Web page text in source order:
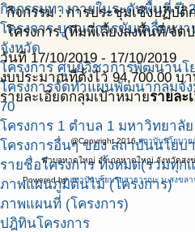
กิจกรรมทางกายในระดับพื้นที่ ปี
โครงการ บูรณาการขับเคลื่อนงา
จังหวัด
โครงการ ศูนย์วิชาการพัฒนาน
โครงการจัดทำแผนพัฒนากลุ่มจั
70
โครงการ 1 ตำบล 1 มหาวิทยาลัย
โครงการอื่นๆ ของ สถาบันนโยบ
รายชื่อโครงการ ทั้งหมด(รวมทุก
ภาพแผนภูมิต้นไม้ (โครงการ)
ภาพแผนที่ (โครงการ)
ปฎิทินโครงการ
กิจกรรม : การประชุมเชิงปฏิบั
โครงการ (ทีมพี่เลี้ยงลงพื้นที่/จั
วันที่ 17/10/2019 - 17/10/2019
งบประมาณที่ตั้งไว้ 94,700.00 บ
รายละเอียดกลุ่มเป้าหมายรายละ
@Copyright 2016สถาบันนโยบา
ตำบลหาดใหญ่ อำเภอหาดใหญ่ จังหวัดสง
Powered byสถาบันนโยบายสาธารณะ ม.สงขล